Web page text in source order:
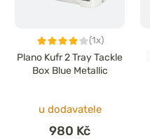
(1x)
Plano Kufr 2 Tray Tackle
Box Blue Metallic
u dodavatele
980 Kč